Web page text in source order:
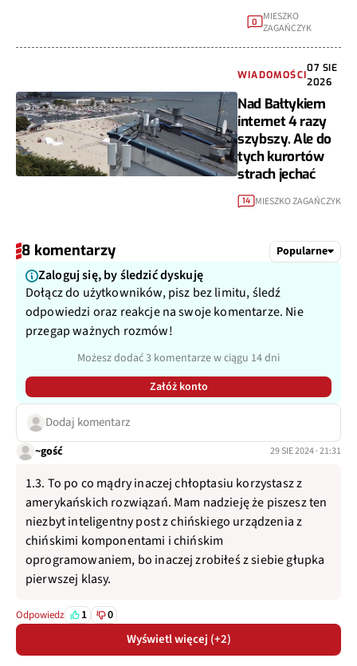
0 MIESZKO
ZAGAŃCZYK
WIADOMOŚCI
07 SIE
2026
Nad Bałtykiem
internet 4 razy
szybszy. Ale do
tych kurortów
strach jechać
14 MIESZKO ZAGAŃCZYK
8 komentarzy Popularne
Zaloguj się, by śledzić dyskuję
Dołącz do użytkowników, pisz bez limitu, śledź
odpowiedzi oraz reakcje na swoje komentarze. Nie
przegap ważnych rozmów!
Możesz dodać 3 komentarze w ciągu 14 dni
Załóż konto
Dodaj komentarz
~gość 29 SIE 2024 · 21:31
1.3. To po co mądry inaczej chłoptasiu korzystasz z
amerykańskich rozwiązań. Mam nadzieję że piszesz ten
niezbyt inteligentny post z chińskiego urządzenia z
chińskimi komponentami i chińskim
oprogramowaniem, bo inaczej zrobiłeś z siebie głupka
pierwszej klasy.
Odpowiedz 1 0
Wyświetl więcej (+2)